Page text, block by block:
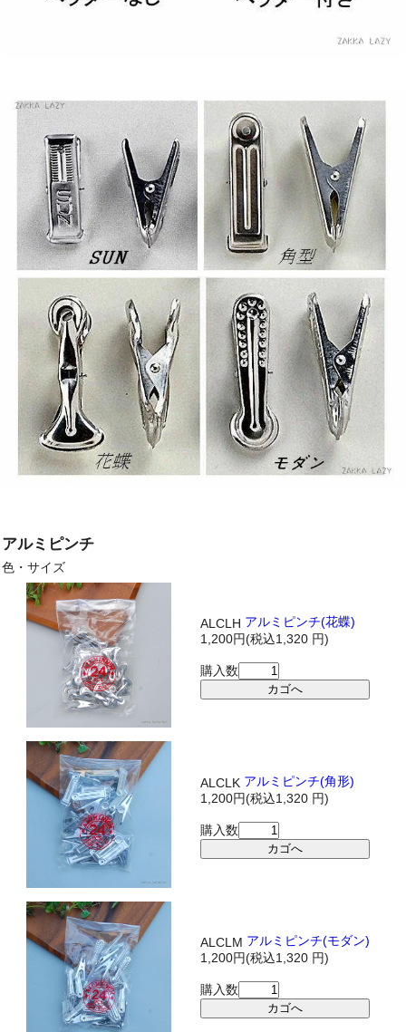
アルミピンチ
色・サイズ
ALCLH アルミピンチ(花蝶)
1,200円(税込1,320 円)
購入数
ALCLK アルミピンチ(角形)
1,200円(税込1,320 円)
購入数
ALCLM アルミピンチ(モダン)
1,200円(税込1,320 円)
購入数